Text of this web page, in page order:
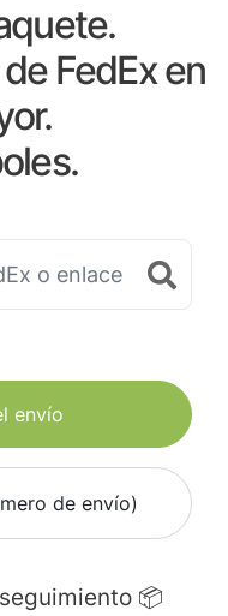
FedEx en
envío
de envío)
📦